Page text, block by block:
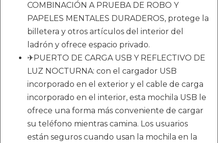
COMBINACIÓN A PRUEBA DE ROBO Y
PAPELES MENTALES DURADEROS, protege la
billetera y otros artículos del interior del
ladrón y ofrece espacio privado.
✈PUERTO DE CARGA USB Y REFLECTIVO DE
LUZ NOCTURNA: con el cargador USB
incorporado en el exterior y el cable de carga
incorporado en el interior, esta mochila USB le
ofrece una forma más conveniente de cargar
su teléfono mientras camina. Los usuarios
están seguros cuando usan la mochila en la